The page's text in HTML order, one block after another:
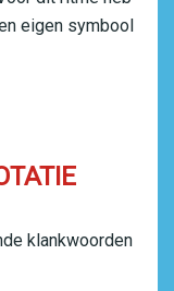
eigen symbool
klankwoorden